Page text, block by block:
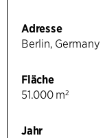
Adresse
Berlin, Germany
Fläche
51.000 m²
Jahr